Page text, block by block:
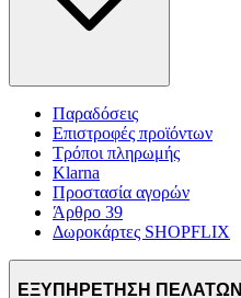
Παραδόσεις
Επιστροφές προϊόντων
Τρόποι πληρωμής
Klarna
Προστασία αγορών
Άρθρο 39
Δωροκάρτες SHOPFLIX
ΕΞΥΠΗΡΕΤΗΣΗ ΠΕΛΑΤΩΝ